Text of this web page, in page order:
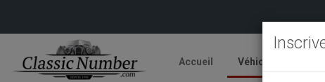
Accueil Véhicules